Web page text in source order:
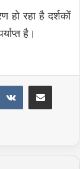
हो रहा है दर्शकों
है।